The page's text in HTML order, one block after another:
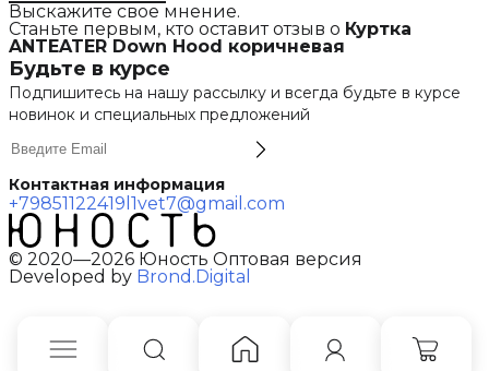
Выскажите свое мнение.
Станьте первым, кто оставит отзыв о Куртка
ANTEATER Down Hood коричневая
Будьте в курсе
Подпишитесь на нашу рассылку и всегда будьте в курсе
новинок и специальных предложений
Контактная информация
+79851122419 l1vet7@gmail.com
© 2020—2026 Юность Оптовая версия
Developed by Brond.Digital